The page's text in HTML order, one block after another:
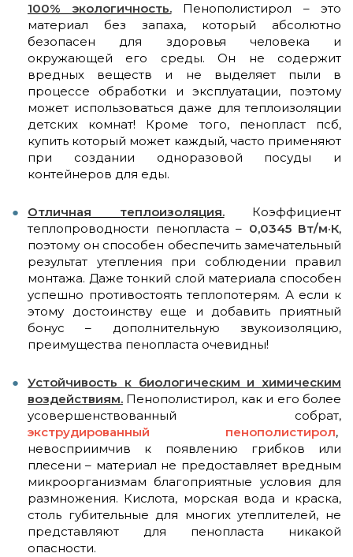
100% экологичность.Пенополистирол – это
материал без запаха, который абсолютно
безопасен для здоровья человека и
окружающей его среды. Он не содержит
вредных веществ и не выделяет пыли в
процессе обработки и эксплуатации, поэтому
может использоваться даже для теплоизоляции
детских комнат! Кроме того, пенопласт псб,
купить который может каждый, часто применяют
при создании одноразовой посуды и
контейнеров для еды.
Отличная теплоизоляция.Коэффициент
теплопроводности пенопласта – 0,0345 Вт/м·К,
поэтому он способен обеспечить замечательный
результат утепления при соблюдении правил
монтажа. Даже тонкий слой материала способен
успешно противостоять теплопотерям. А если к
этому достоинству еще и добавить приятный
бонус – дополнительную звукоизоляцию,
преимущества пенопласта очевидны!
Устойчивость к биологическим и химическим
воздействиям. Пенополистирол, как и его более
усовершенствованный собрат,
экструдированный пенополистирол,
невосприимчив к появлению грибков или
плесени – материал не предоставляет вредным
микроорганизмам благоприятные условия для
размножения. Кислота, морская вода и краска,
столь губительные для многих утеплителей, не
представляют для пенопласта никакой
опасности.